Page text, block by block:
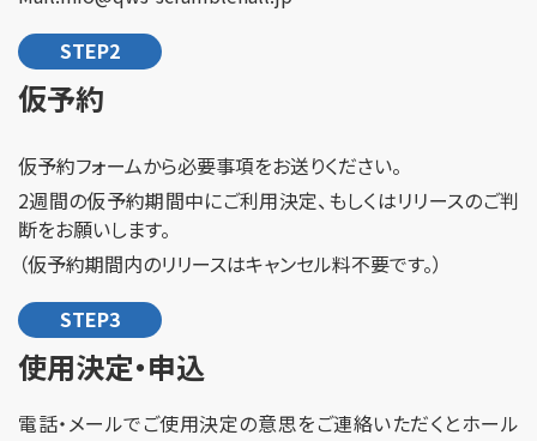
STEP2
仮予約
仮予約フォームから必要事項をお送りください。
2週間の仮予約期間中にご利用決定、もしくはリリースのご判
断をお願いします。
（仮予約期間内のリリースはキャンセル料不要です。）
STEP3
使用決定・申込
電話・メールでご使用決定の意思をご連絡いただくとホール